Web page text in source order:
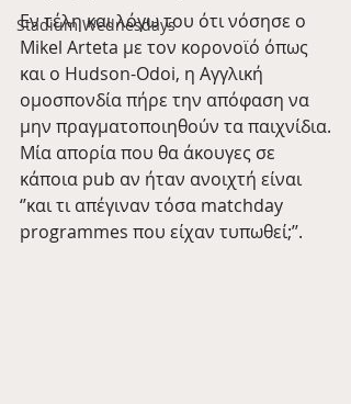
Stadium Wednesdays
Εν τέλη και λόγω του ότι νόσησε ο
Mikel Arteta με τον κορονοϊό όπως
και ο Hudson-Odoi, η Αγγλική
ομοσπονδία πήρε την απόφαση να
μην πραγματοποιηθούν τα παιχνίδια.
Μία απορία που θα άκουγες σε
κάποια pub αν ήταν ανοιχτή είναι
‘’και τι απέγιναν τόσα matchday
programmes που είχαν τυπωθεί;’’.